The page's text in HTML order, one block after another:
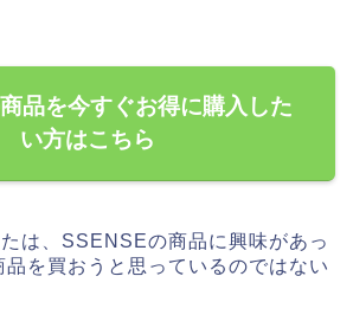
品を今すぐお得に購入した
い方はこちら
は、SSENSEの商品に興味があっ
を買おうと思っているのではない